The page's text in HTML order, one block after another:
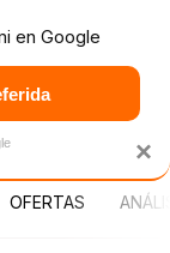
NUEVO
OFERTAS
×
en Google